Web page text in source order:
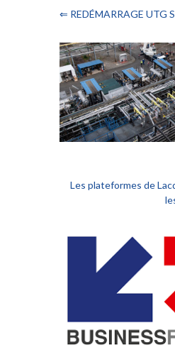
⇐ REDÉMARRAGE UTG
Les plateformes de